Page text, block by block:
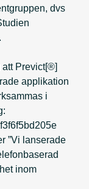
dvs
Previct[®]
applikation
i
”Vi lanserade
inom